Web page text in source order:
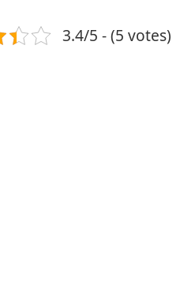
3.4/5 - (5 votes)